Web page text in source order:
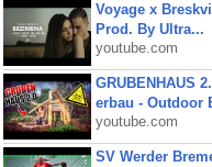
Voyage x
Prod. By Ultra...
youtube.com
GRUBENHAUS
erbau - Outdoor
youtube.com
SV Werder